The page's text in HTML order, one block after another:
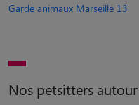
Garde animaux Marseille 13
Nos petsitters